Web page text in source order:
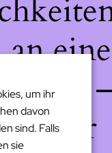
um ihr
davon
sind. Falls
sie